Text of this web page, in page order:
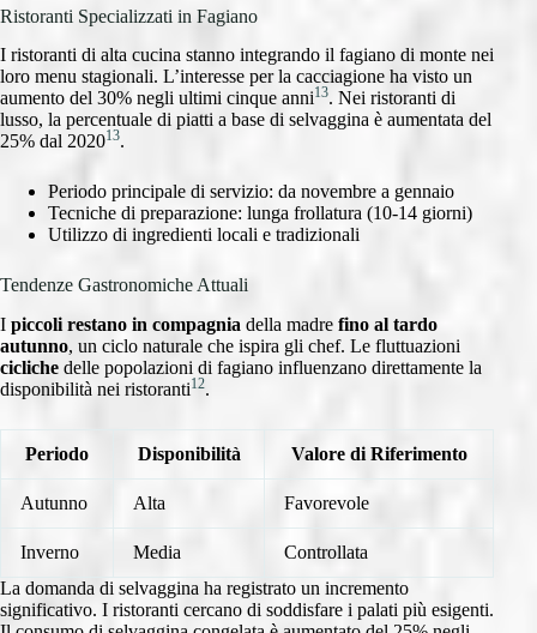
Ristoranti Specializzati in Fagiano
I ristoranti di alta cucina stanno integrando il fagiano di monte nei
loro menu stagionali. L’interesse per la cacciagione ha visto un
aumento del 30% negli ultimi cinque anni13. Nei ristoranti di
lusso, la percentuale di piatti a base di selvaggina è aumentata del
25% dal 202013.
Periodo principale di servizio: da novembre a gennaio
Tecniche di preparazione: lunga frollatura (10-14 giorni)
Utilizzo di ingredienti locali e tradizionali
Tendenze Gastronomiche Attuali
I piccoli restano in compagnia della madre fino al tardo
autunno, un ciclo naturale che ispira gli chef. Le fluttuazioni
cicliche delle popolazioni di fagiano influenzano direttamente la
disponibilità nei ristoranti12.
Periodo Disponibilità Valore di Riferimento
Autunno Alta Favorevole
Inverno Media
Controllata
La domanda di selvaggina ha registrato un incremento
significativo. I ristoranti cercano di soddisfare i palati più esigenti.